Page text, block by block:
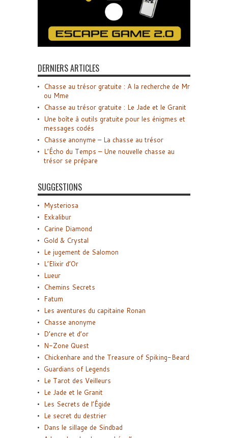
DERNIERS ARTICLES
Chasse au trésor gratuite : A la recherche de Mr
ou Mme
Chasse au trésor gratuite : Le Jade et le Granit
Une boîte à outils gratuite pour les énigmes et
messages codés
Chasse anonyme – La chasse au trésor
L’Écho du Temps – Une nouvelle chasse au
trésor se prépare
SUGGESTIONS
Mysteriosa
Exkalibur
Carine Diamond
Gold & Crystal
Le jugement de Salomon
L’Elixir d’Or
Lueur
Chemins Secrets
Fatum
Les aventures du capitaine Ronan
Chasse anonyme
D’encre et d’or
N-Zone Quest
Chickenhare and the Treasure of Spiking-Beard
Guardians of Legends
Le Tarot des Veilleurs
Le Jade et le Granit
Les Secrets de l’Égide
Le secret du destrier
Dans le sillage de Sindbad